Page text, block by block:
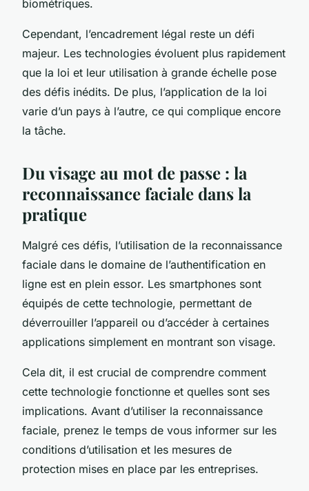
biométriques.
Cependant, l’encadrement légal reste un défi
majeur. Les technologies évoluent plus rapidement
que la loi et leur utilisation à grande échelle pose
des défis inédits. De plus, l’application de la loi
varie d’un pays à l’autre, ce qui complique encore
la tâche.
Du visage au mot de passe : la
reconnaissance faciale dans la
pratique
Malgré ces défis, l’utilisation de la reconnaissance
faciale dans le domaine de l’authentification en
ligne est en plein essor. Les smartphones sont
équipés de cette technologie, permettant de
déverrouiller l’appareil ou d’accéder à certaines
applications simplement en montrant son visage.
Cela dit, il est crucial de comprendre comment
cette technologie fonctionne et quelles sont ses
implications. Avant d’utiliser la reconnaissance
faciale, prenez le temps de vous informer sur les
conditions d’utilisation et les mesures de
protection mises en place par les entreprises.